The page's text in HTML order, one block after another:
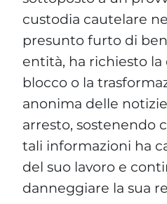
custodia cautelare
presunto furto di
entità, ha richiesto la
blocco o la
anonima delle
arresto, sostenendo
tali informazioni ha
del suo lavoro e
danneggiare la sua